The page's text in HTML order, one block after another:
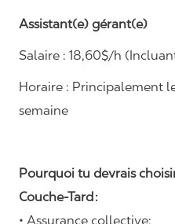
Assistant(e) gérant(e)
Salaire : 18,60$/h
Horaire : Principalement
semaine
Pourquoi tu devrais
Couche-Tard :
• Assurance collective;